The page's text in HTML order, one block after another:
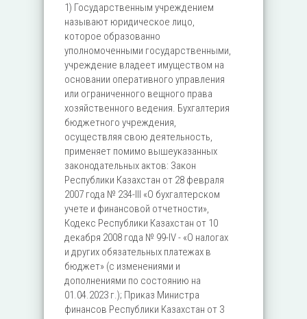
1) Государственным учреждением
называют юридическое лицо,
которое образованно
уполномоченными государственными,
учреждение владеет имуществом на
основании оперативного управления
или ограниченного вещного права
хозяйственного ведения. Бухгалтерия
бюджетного учреждения,
осуществляя свою деятельность,
применяет помимо вышеуказанных
законодательных актов: Закон
Республики Казахстан от 28 февраля
2007 года № 234-III «О бухгалтерском
учете и финансовой отчетности»,
Кодекс Республики Казахстан от 10
декабря 2008 года № 99-IV - «О налогах
и других обязательных платежах в
бюджет» (с изменениями и
дополнениями по состоянию на
01.04.2023 г.); Приказ Министра
финансов Республики Казахстан от 3